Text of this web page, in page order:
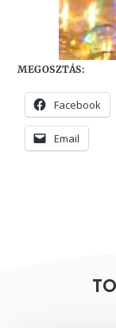
MEGOSZTÁS:
Facebook
Email